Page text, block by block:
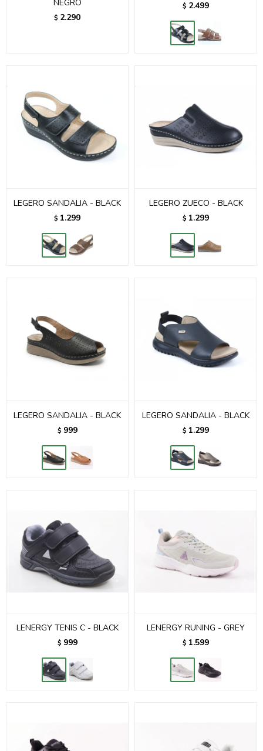
NEGRO
$ 2.290
$ 2.499
LEGERO SANDALIA - BLACK
$ 1.299
LEGERO ZUECO - BLACK
$ 1.299
LEGERO SANDALIA - BLACK
$ 999
LEGERO SANDALIA - BLACK
$ 1.299
LENERGY TENIS C - BLACK
$ 999
LENERGY RUNING - GREY
$ 1.599